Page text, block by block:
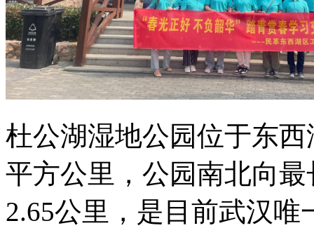
杜公湖湿地公园位于东
平方公里，公园南北向
2.65公里，是目前武汉